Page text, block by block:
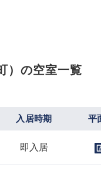
）の空室一覧
入居時期 平
即入居